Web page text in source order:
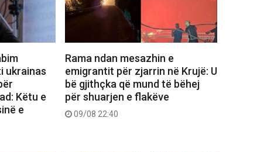
ukrainas
Këtu e
e
Rama ndan mesazhin e
emigrantit për zjarrin në Krujë: U
bë gjithçka që mund të bëhej
për shuarjen e flakëve
09/08 22:40